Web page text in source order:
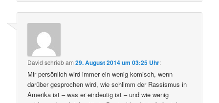
David schriebam29. August 2014 um 03:25 Uhr:
Mir persönlich wird immer ein wenig komisch, wenn
darüber gesprochen wird, wie schlimm der Rassismus in
Amerika ist – was er eindeutig ist – und wie wenig